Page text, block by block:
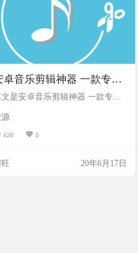
卓音乐剪辑神器 一款专门
来剪辑音乐的软件
是安卓音乐剪辑神器 一款专门
是一款专门用来剪辑音乐的软
，使用方法简单，不复杂；内包
做铃声的歌曲，自己动手即可操
源
638 0
旺 20年6月17日